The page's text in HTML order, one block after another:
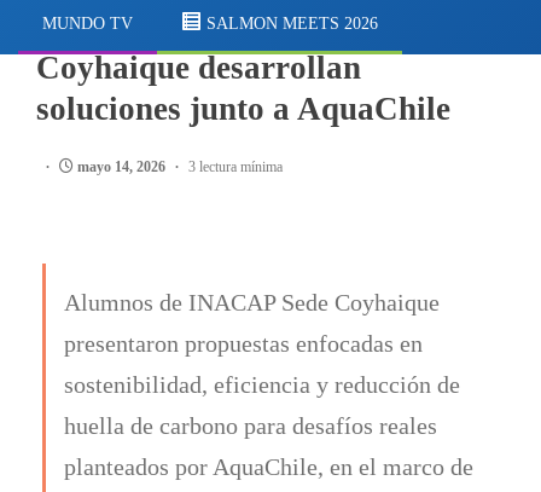
MUNDO TV SALMON MEETS 2026
Estudiantes de INACAP
Coyhaique desarrollan
soluciones junto a AquaChile
mayo 14, 2026 3 lectura mínima
Alumnos de INACAP Sede Coyhaique
presentaron propuestas enfocadas en
sostenibilidad, eficiencia y reducción de
huella de carbono para desafíos reales
planteados por AquaChile, en el marco de